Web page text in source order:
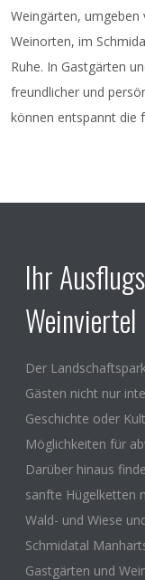
Weingärten, umgeben
Weinorten, im
Ruhe. In Gastgärten
freundlicher und
können entspannt die
Ihr
Weinviertel
Der
Gästen nicht nur
Geschichte oder
Möglichkeiten für
Darüber hinaus
sanfte Hügelketten
Wald- und Wiese
Schmidatal
Gastgärten und